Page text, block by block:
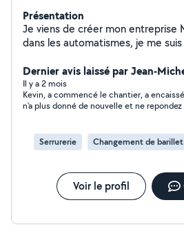
Présentation
Je viens de créer mon entreprise
dans les automatismes, je me
serrurerie qui sont aujourd'hui mes
compétences sont
automatismes que je pratique
plaisir de vous proposer mes
Dernier avis laissé par Jean-
Il y a 2 mois
Kevin, a commencé le chantier, a
n'a plus donné de nouvelle et ne
Serrurerie Changement de barillet
Voir le profil